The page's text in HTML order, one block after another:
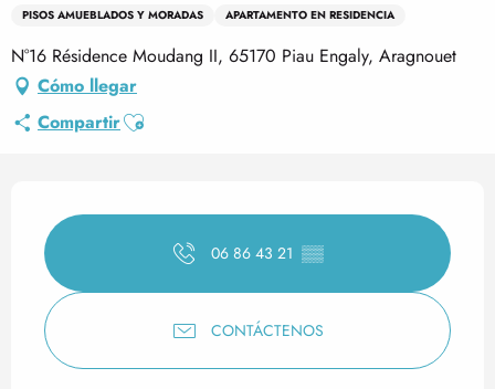
PISOS AMUEBLADOS Y MORADAS APARTAMENTO EN RESIDENCIA
N°16 Résidence Moudang II, 65170 Piau Engaly, Aragnouet
Cómo llegar
CompartirAjouter aux favoris
Horarios y datos de
06 86 43 21 ▒▒
CONTÁCTENOS